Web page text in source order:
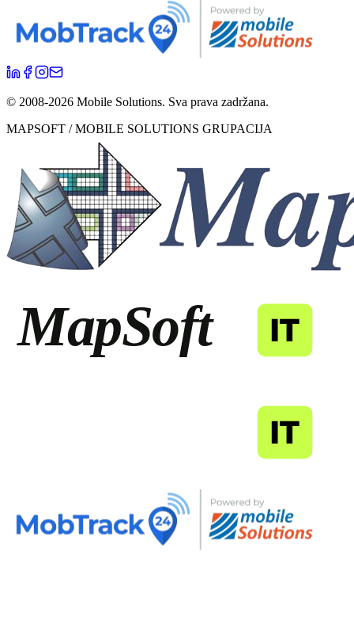
© 2008-2026 Mobile Solutions. Sva prava zadržana.
MAPSOFT / MOBILE SOLUTIONS GRUPACIJA
MapSoft IT
IT